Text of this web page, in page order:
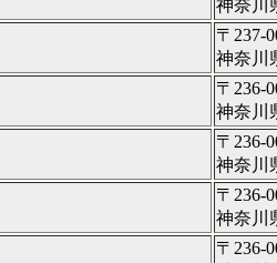
神奈川
〒237-
神奈川
〒236-
神奈川
〒236-
神奈川
〒236-
神奈川
〒236-